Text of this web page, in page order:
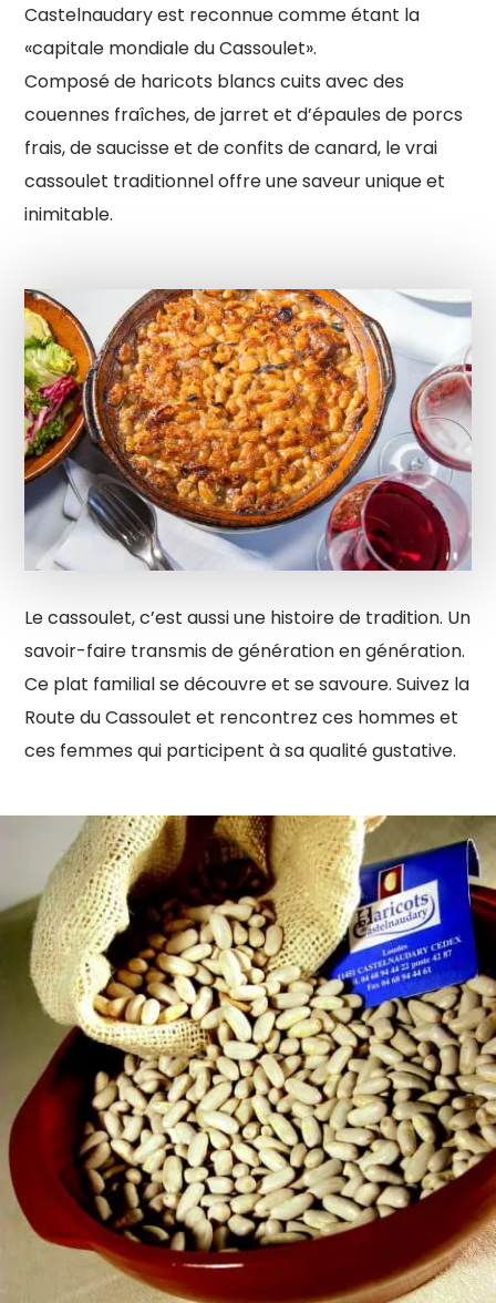
Castelnaudary est reconnue comme étant la
«capitale mondiale du Cassoulet».
Composé de haricots blancs cuits avec des
couennes fraîches, de jarret et d’épaules de porcs
frais, de saucisse et de confits de canard, le vrai
cassoulet traditionnel offre une saveur unique et
inimitable.
Le cassoulet, c’est aussi une histoire de tradition. Un
savoir-faire transmis de génération en génération.
Ce plat familial se découvre et se savoure. Suivez la
Route du Cassoulet et rencontrez ces hommes et
ces femmes qui participent à sa qualité gustative.